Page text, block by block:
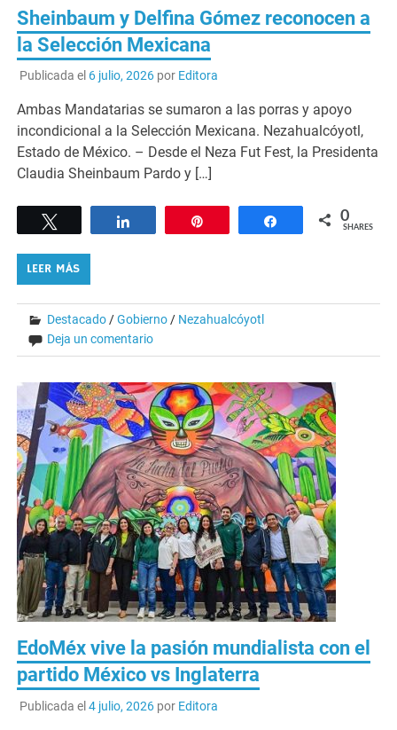
Sheinbaum y Delfina Gómez reconocen a
la Selección Mexicana
Publicada el 6 julio, 2026por Editora
Ambas Mandatarias se sumaron a las porras y apoyo
incondicional a la Selección Mexicana. Nezahualcóyotl,
Estado de México. – Desde el Neza Fut Fest, la Presidenta
Claudia Sheinbaum Pardo y […]
Share 0
SHARES
LEER MÁS
Destacado/Gobierno/ Nezahualcóyotl
Deja un comentario
EdoMéx vive la pasión mundialista con el
partido México vs Inglaterra
Publicada el 4 julio, 2026por Editora